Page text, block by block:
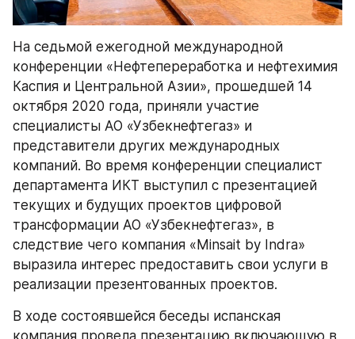
На седьмой ежегодной международной
конференции «Нефтепереработка и нефтехимия
Каспия и Центральной Азии», прошедшей 14
октября 2020 года, приняли участие
специалисты АО «Узбекнефтегаз» и
представители других международных
компаний. Во время конференции специалист
департамента ИКТ выступил с презентацией
текущих и будущих проектов цифровой
трансформации АО «Узбекнефтегаз», в
следствие чего компания «Minsait by Indra»
выразила интерес предоставить свои услуги в
реализации презентованных проектов.
В ходе состоявшейся беседы испанская
компания провела презентацию включающую в